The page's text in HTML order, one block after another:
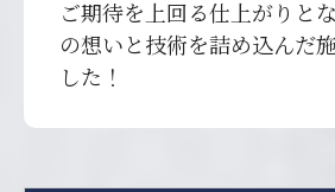
ご期待を上回る仕上がりと
の想いと技術を詰め込んだ
した！